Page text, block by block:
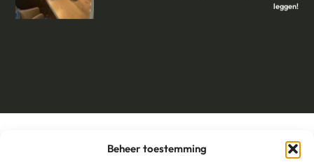
Beheer toestemming
leggen!
De Margondiër op social media